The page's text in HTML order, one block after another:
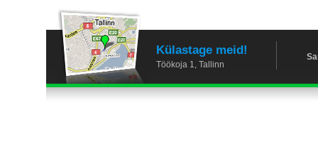
Külastage meid!
Töökoja 1, Tallinn